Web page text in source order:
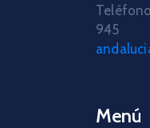
945
Menú